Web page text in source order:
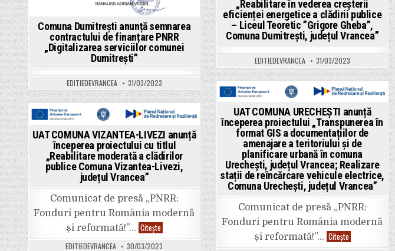
Realizare
stații
reîncărcare
vehicule
electrice,
Comuna
Vrancea”
„Reabilitare în vederea creșterii
eficienței energetice a clădirii publice
– Liceul Teoretic ”Grigore Gheba”,
Comuna Dumitrești, județul Vrancea”
EDITIEDEVRANCEA 31/03/2023
Comuna Dumitrești anunță semnarea
contractului de finanțare PNRR
„Digitalizarea serviciilor comunei
Dumitrești”
EDITIEDEVRANCEA 31/03/2023
in
UAT COMUNA URECHEȘTI anunță
începerea proiectului „Transpunerea în
format GIS a documentațiilor de
amenajare a teritoriului și de
planificare urbană în comuna
Urechești, județul Vrancea; Realizare
stații de reîncărcare vehicule electrice,
Comuna Urechești, județul Vrancea”
Comunicat de presă „PNRR:
Fonduri pentru România modernă
și reformată!”… CiteșteUAT
COMUNA
in
UAT COMUNA VIZANTEA-LIVEZI anunță
începerea proiectului cu titlul
„Reabilitare moderată a clădirilor
publice Comuna Vizantea-Livezi,
județul Vrancea”
Comunicat de presă „PNRR:
Fonduri pentru România modernă
și reformată!”… CiteșteUAT
COMUNA
VIZANTEA-
EDITIEDEVRANCEA 30/03/2023